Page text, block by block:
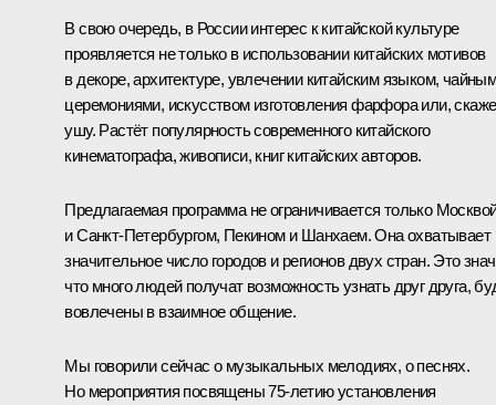
В свою очередь, в России интерес к китайской культуре
проявляется не только в использовании китайских мотивов
в декоре, архитектуре, увлечении китайским языком,
церемониями, искусством изготовления фарфора или,
ушу. Растёт популярность современного китайского
кинематографа, живописи, книг китайских авторов.
Предлагаемая программа не ограничивается только
и Санкт-Петербургом, Пекином и Шанхаем. Она охватывает
значительное число городов и регионов двух стран. Это
что много людей получат возможность узнать друг друга,
вовлечены в взаимное общение.
Мы говорили сейчас о музыкальных мелодиях, о песнях.
Но мероприятия посвящены 75-летию установления